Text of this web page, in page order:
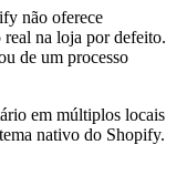
não oferece
real na loja por defeito.
de um processo
em múltiplos locais
nativo do Shopify.